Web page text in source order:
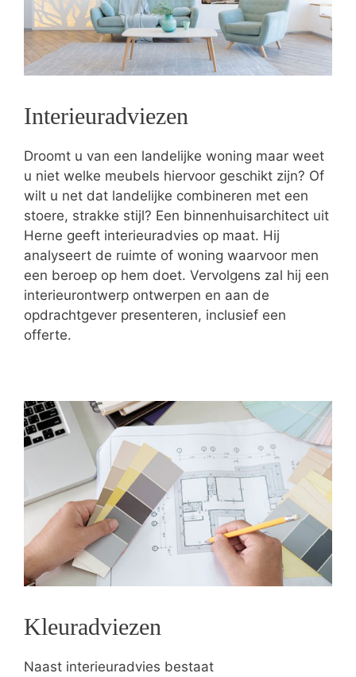
Interieuradviezen
Droomt u van een landelijke woning maar weet
u niet welke meubels hiervoor geschikt zijn? Of
wilt u net dat landelijke combineren met een
stoere, strakke stijl? Een binnenhuisarchitect uit
Herne geeft interieuradvies op maat. Hij
analyseert de ruimte of woning waarvoor men
een beroep op hem doet. Vervolgens zal hij een
interieurontwerp ontwerpen en aan de
opdrachtgever presenteren, inclusief een
offerte.
Kleuradviezen
Naast interieuradvies bestaat